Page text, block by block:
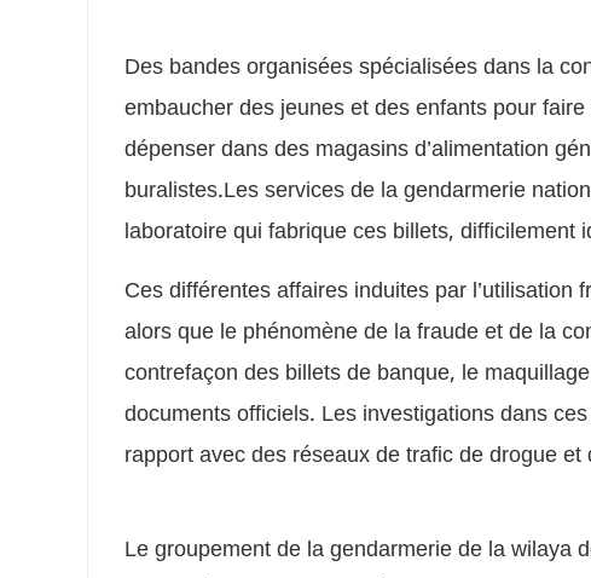
Des bandes organisées spécialisées dans la
embaucher des jeunes et des enfants pour
dépenser dans des magasins d’alimentation
buralistes.Les services de la gendarmerie
laboratoire qui fabrique ces billets,
Ces différentes affaires induites par
alors que le phénomène de la fraude et de la
contrefaçon des billets de banque, le
documents officiels. Les investigations dans
rapport avec des réseaux de trafic de drogue
Le groupement de la gendarmerie de la wilaya